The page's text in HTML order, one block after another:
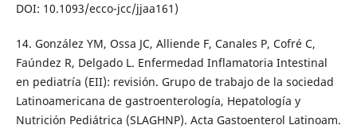
DOI: 10.1093/ecco-jcc/jjaa161)
14. González YM, Ossa JC, Alliende F, Canales P, Cofré C,
Faúndez R, Delgado L. Enfermedad Inflamatoria Intestinal
en pediatría (EII): revisión. Grupo de trabajo de la sociedad
Latinoamericana de gastroenterología, Hepatología y
Nutrición Pediátrica (SLAGHNP). Acta Gastoenterol Latinoam.